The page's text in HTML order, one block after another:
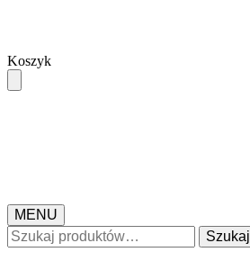
Skip
to
navigation
Skip
to
content
Koszyk
MENU
Szukaj:
Szukaj